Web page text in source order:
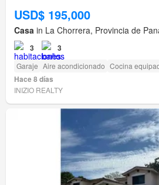
USD$ 195,000
Casa in La Chorrera, Provincia de
3 3
Garaje Aire acondicionado Cocina
Hace 8 días
INIZIO REALTY